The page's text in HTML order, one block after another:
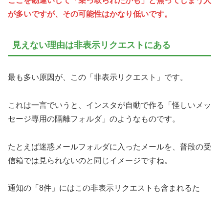
が多いですが、その可能性はかなり低いです。
見えない理由は非表示リクエストにある
最も多い原因が、この「非表示リクエスト」です。
これは一言でいうと、インスタが自動で作る「怪しいメッ
セージ専用の隔離フォルダ」のようなものです。
たとえば迷惑メールフォルダに入ったメールを、普段の受
信箱では見られないのと同じイメージですね。
通知の「8件」にはこの非表示リクエストも含まれるた